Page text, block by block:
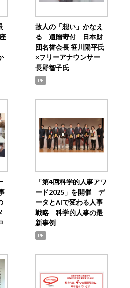
故人の「想い」かなえ
る 遺贈寄付 日本財
団名誉会長 笹川陽平氏
×フリーアナウンサー
長野智子氏
PR
「第4回科学的人事アワ
ード2025」を開催 デ
ータとAIで変わる人事
戦略 科学的人事の最
新事例
PR